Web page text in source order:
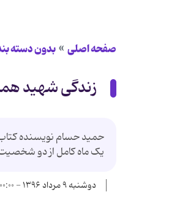
صفحه اصلی بدون دسته
زندگی شهید
حمید حسام نویسنده
یک ماه کامل از دو
دوشنبه ۹ مرداد ۱۳۹۶ - ۰۰:۰۰